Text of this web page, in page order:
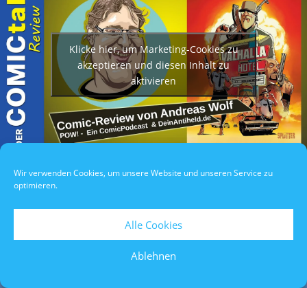
Wir verwenden Cookies, um unsere Website und unseren Service zu
optimieren.
Alle Cookies
Ablehnen
Klicke hier, um Marketing-Cookies zu
akzeptieren und diesen Inhalt zu
aktivieren
Datenschutzerklärung /Impressum/Teilnahmebedingungen